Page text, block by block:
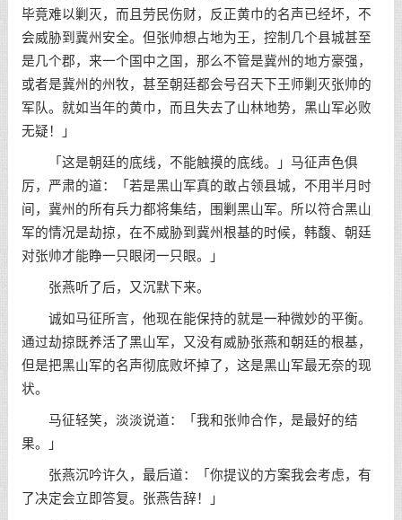
毕竟难以剿灭，而且劳民伤财，反正黄巾的名声已经坏，不
会威胁到冀州安全。但张帅想占地为王，控制几个县城甚至
是几个郡，来一个国中之国，那么不管是冀州的地方豪强，
或者是冀州的州牧，甚至朝廷都会号召天下王师剿灭张帅的
军队。就如当年的黄巾，而且失去了山林地势，黑山军必败
无疑！」
「这是朝廷的底线，不能触摸的底线。」马征声色俱
厉，严肃的道：「若是黑山军真的敢占领县城，不用半月时
间，冀州的所有兵力都将集结，围剿黑山军。所以符合黑山
军的情况是劫掠，在不威胁到冀州根基的时候，韩馥、朝廷
对张帅才能睁一只眼闭一只眼。」
张燕听了后，又沉默下来。
诚如马征所言，他现在能保持的就是一种微妙的平衡。
通过劫掠既养活了黑山军，又没有威胁张燕和朝廷的根基，
但是把黑山军的名声彻底败坏掉了，这是黑山军最无奈的现
状。
马征轻笑，淡淡说道：「我和张帅合作，是最好的结
果。」
张燕沉吟许久，最后道：「你提议的方案我会考虑，有
了决定会立即答复。张燕告辞！」